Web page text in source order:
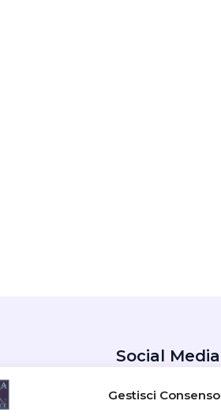
Gestisci Consenso
Social Media
Facebook